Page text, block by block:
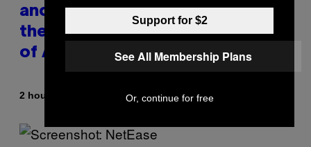
and Kanye West Dropped One of
the Best Collaborative Albums
of All Time
2 hours ago Caleb Catlin
Support for $2
See All Membership Plans
Or, continue for free